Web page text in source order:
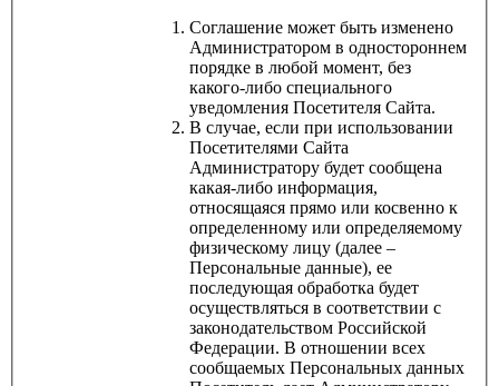
Соглашение может быть изменено
Администратором в одностороннем
порядке в любой момент, без
какого-либо специального
уведомления Посетителя Сайта.
В случае, если при использовании
Посетителями Сайта
Администратору будет сообщена
какая-либо информация,
относящаяся прямо или косвенно к
определенному или определяемому
физическому лицу (далее –
Персональные данные), ее
последующая обработка будет
осуществляться в соответствии с
законодательством Российской
Федерации. В отношении всех
сообщаемых Персональных данных